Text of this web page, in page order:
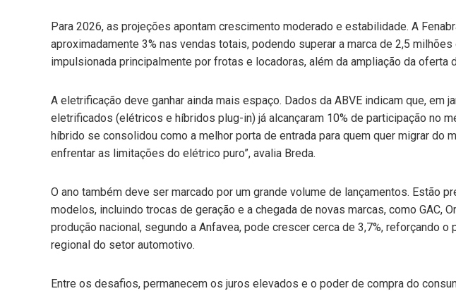
Para 2026, as projeções apontam crescimento moderado e estabilidade. A
aproximadamente 3% nas vendas totais, podendo superar a marca de 2,5
impulsionada principalmente por frotas e locadoras, além da ampliação da oferta
A eletrificação deve ganhar ainda mais espaço. Dados da ABVE indicam que, em
eletrificados (elétricos e híbridos plug-in) já alcançaram 10% de participação no
híbrido se consolidou como a melhor porta de entrada para quem quer migrar do
enfrentar as limitações do elétrico puro”, avalia Breda.
O ano também deve ser marcado por um grande volume de lançamentos. Estão
modelos, incluindo trocas de geração e a chegada de novas marcas, como GAC,
produção nacional, segundo a Anfavea, pode crescer cerca de 3,7%, reforçando
regional do setor automotivo.
Entre os desafios, permanecem os juros elevados e o poder de compra do